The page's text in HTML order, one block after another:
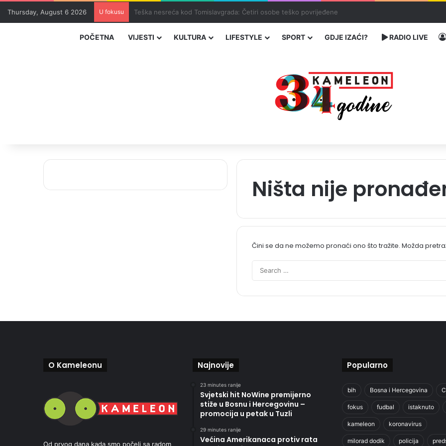
Thursday, August 6 2026 U fokusu Uhapšeni organizatori krijumčarenja migranata preko BiH i Balkana
POČETNA VIJESTI KULTURA LIFESTYLE SPORT GDJE IZAĆI? RADIO LIVE
Ništa nije
Čini se da ne možemo pronaći ono što tražite. Možda
O Kameleonu
Od prvog dana kada smo počeli sa radom
Najnovije
23 minutes ranije
Svjetski hit NoWine premijerno
stiže u Bosnu i Hercegovinu –
promocija u petak u Tuzli
29 minutes ranije
Većina Amerikanaca protiv rata
Popularno
bih Bosna i Hercegovina
fokus fudbal istaknuto
kameleon koronavirus
milorad dodik policija